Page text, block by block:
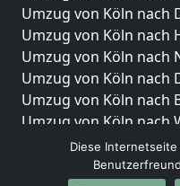
Umzug von Köln nach
Umzug von Köln nach
Umzug von Köln nach
Umzug von Köln nach
Umzug von Köln nach
Umzug von Köln nach
Umzug von Köln nach
Umzug von Köln nach
Diese